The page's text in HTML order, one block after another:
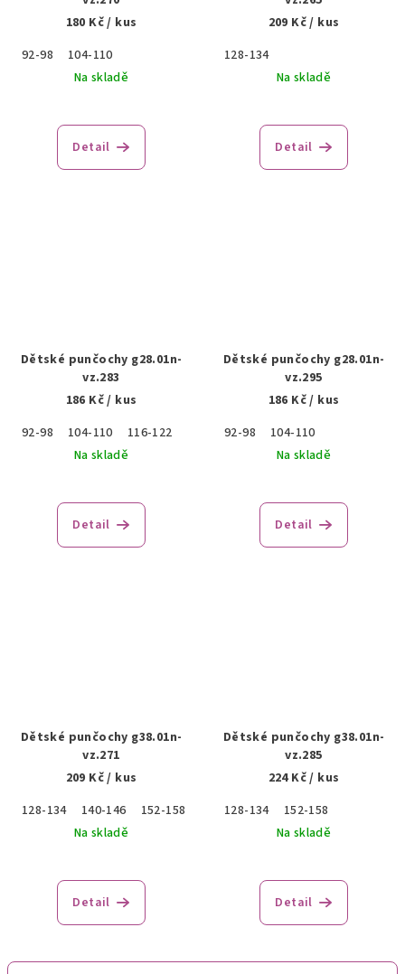
180 Kč/ kus
92-98
104-110
Na skladě
Detail
209 Kč/ kus
128-134
Na skladě
Detail
Dětské punčochy g28.01n-
vz.283
186 Kč/ kus
92-98
104-110
116-122
Na skladě
Detail
Dětské punčochy g28.01n-
vz.295
186 Kč/ kus
92-98
104-110
Na skladě
Detail
Dětské punčochy g38.01n-
vz.271
209 Kč/ kus
128-134
140-146
152-158
Na skladě
Detail
Dětské punčochy g38.01n-
vz.285
224 Kč/ kus
128-134
152-158
Na skladě
Detail